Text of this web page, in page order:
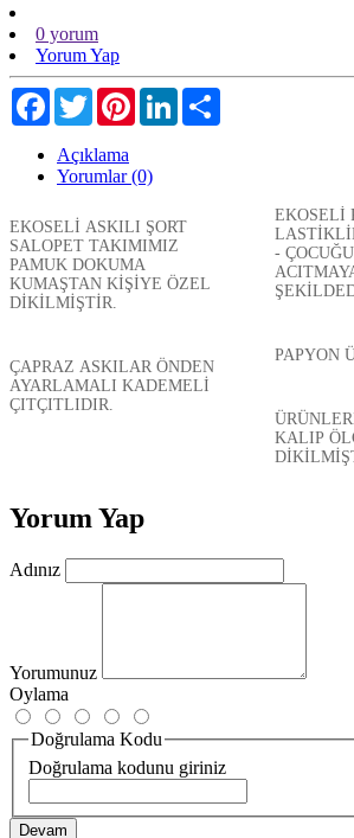
0 yorum
Yorum Yap
Facebook
TwitterPinterestLinkedIn
Açıklama
Yorumlar (0)
EKOSELİ ASKILI ŞORT
SALOPET TAKIMIMIZ
PAMUK DOKUMA
KUMAŞTAN KİŞİYE ÖZEL
DİKİLMİŞTİR.
ÇAPRAZ ASKILAR ÖNDEN
AYARLAMALI KADEMELİ
ÇITÇITLIDIR.
EKOSELİ
-
PAPYON
KALIP
Yorum Yap
Adınız
Yorumunuz
Oylama
Doğrulama Kodu
Doğrulama kodunu giriniz
Devam